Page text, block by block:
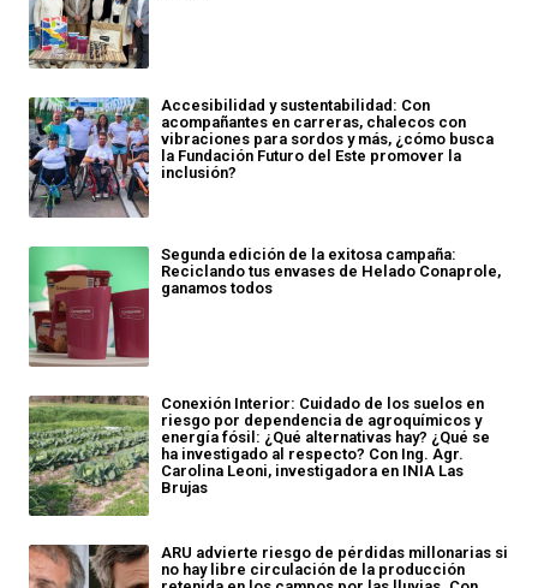
Accesibilidad y sustentabilidad: Con
acompañantes en carreras, chalecos con
vibraciones para sordos y más, ¿cómo busca
la Fundación Futuro del Este promover la
inclusión?
Segunda edición de la exitosa campaña:
Reciclando tus envases de Helado Conaprole,
ganamos todos
Conexión Interior: Cuidado de los suelos en
riesgo por dependencia de agroquímicos y
energía fósil: ¿Qué alternativas hay? ¿Qué se
ha investigado al respecto? Con Ing. Agr.
Carolina Leoni, investigadora en INIA Las
Brujas
ARU advierte riesgo de pérdidas millonarias si
no hay libre circulación de la producción